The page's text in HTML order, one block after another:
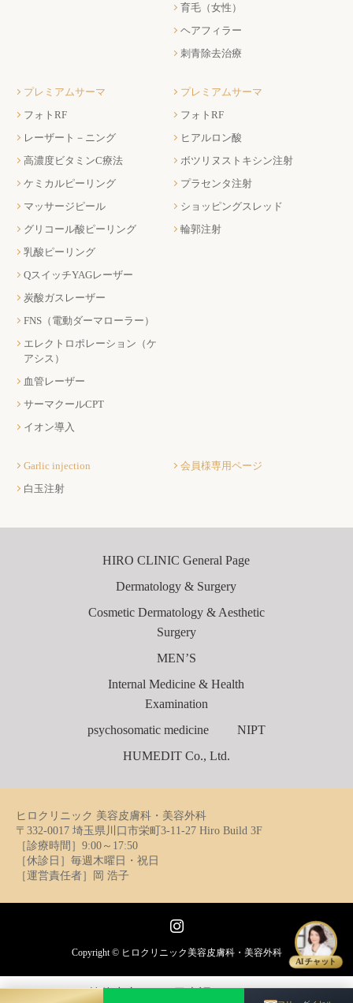
育毛（女性）
ヘアフィラー
刺青除去治療
プレミアムサーマ
フォトRF
レーザート－ニング
高濃度ビタミンC療法
ケミカルピーリング
マッサージピール
グリコール酸ピーリング
乳酸ピーリング
QスイッチYAGレーザー
炭酸ガスレーザー
FNS（電動ダーマローラー）
エレクトロポレーション（ケ
アシス）
血管レーザー
サーマクールCPT
イオン導入
プレミアムサーマ
フォトRF
ヒアルロン酸
ボツリヌストキシン注射
プラセンタ注射
ショッピングスレッド
輪郭注射
Garlic injection
白玉注射
会員様専用ページ
HIRO CLINIC General Page
Dermatology & Surgery
Cosmetic Dermatology & Aesthetic
Surgery
MEN’S
Internal Medicine & Health
Examination
psychosomatic medicine
NIPT
HUMEDIT Co., Ltd.
ヒロクリニック 美容皮膚科・美容外科
〒332-0017 埼玉県川口市栄町3-11-27 Hiro Build 3F
［診療時間］9:00～17:50
［休診日］毎週木曜日・祝日
［運営責任者］岡 浩子
Copyright © ヒロクリニック美容皮膚科・美容外科
AIチャット
简体中文 English